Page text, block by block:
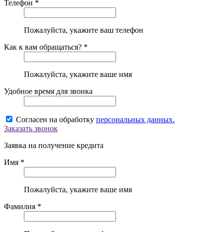
Телефон *
Пожалуйста, укажите ваш телефон
Как к вам обращаться? *
Пожалуйста, укажите ваше имя
Удобное время для звонка
Согласен на обработку персональных данных.
Заказать звонок
Заявка на получение кредита
Имя *
Пожалуйста, укажите ваше имя
Фамилия *